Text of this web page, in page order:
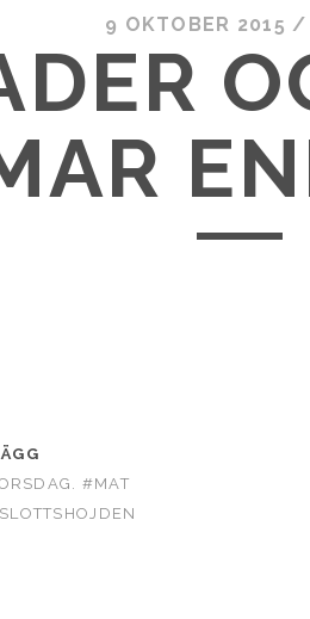
9 OKTOBER 2015 /
#MAT